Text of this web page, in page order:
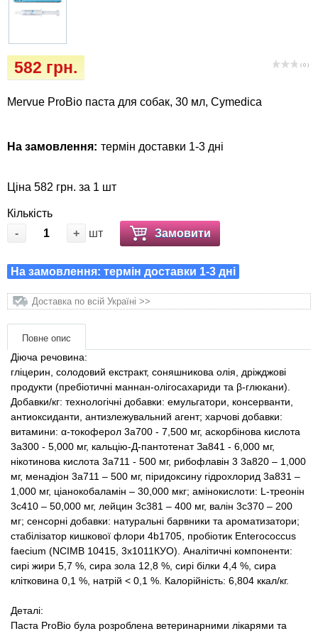
( 0 )
582 грн.
Mervue ProBio паста для собак, 30 мл, Cymedica
На замовлення: термін доставки 1-3 дні
Ціна 582 грн. за 1 шт
Кількість
-
+ шт Замовити
На замовлення: термін доставки 1-3 дні
Доставка по всій Україні >>
Повне опис
Діюча речовина:
гліцерин, солодовий екстракт, соняшникова олія, дріжджові
продукти (пребіотичні маннан-олігосахариди та β-глюкани).
Добавки/кг: технологічні добавки: емульгатори, консерванти,
антиоксиданти, антизлежувальний агент; харчові добавки:
витамини: α-токоферол 3a700 - 7,500 мг, аскорбінова кислота
3а300 - 5,000 мг, кальцію-Д-пантотенат За841 - 6,000 мг,
нікотинова кислота 3a711 - 500 мг, рибофлавін 3 3a820 – 1,000
мг, менадіон 3a711 – 500 мг, піридоксину гідрохлорид 3a831 –
1,000 мг, ціанокобаламін – 30,000 мкг; амінокислоти: L-треонін
3c410 – 50,000 мг, лейцин 3c381 – 400 мг, валін 3c370 – 200
мг; сенсорні добавки: натуральні барвники та ароматизатори;
стабілізатор кишкової флори 4b1705, пробіотик Enterococcus
faecium (NCIMB 10415, 3x1011КУО). Аналітичні компоненти:
сирі жири 5,7 %, сира зола 12,8 %, сирі білки 4,4 %, сира
клітковина 0,1 %, натрій < 0,1 %. Калорійність: 6,804 ккал/кг.
Деталі:
Паста ProBio була розроблена ветеринарними лікарями та
Vet Diet Canine Wet - ветеринарные диеты
Лежаки, будиночки, охолоджуючи
Післяопераційні засоби та витратні
Товари для голубів
Товари для гризунів
Товари для коней
Товари для людей
Хозряд - господарчі товари оптом
Популярні зоотоварі
Архів / Знято з виробництва